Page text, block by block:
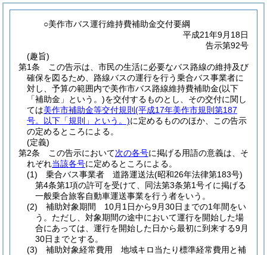
○美作市バス運行維持費補助金交付要綱
平成21年9月18日
告示第92号
(趣旨)
第1条
この告示は、市民の生活に必要なバス路線の維持及び
確保を図るため、路線バスの運行を行う乗合バス事業者に
対し、予算の範囲内で美作市バス路線維持費補助金(以下
「補助金」という。)を交付するものとし、その交付に関し
ては美作市補助金等交付規則 (平成17年美作市規則第187
号。以下「規則」という。)に定めるもののほか、この告示
の定めるところによる。
(定義)
第2条
この告示において次の各号に掲げる用語の意義は、そ
れぞれ当該各号に定めるところによる。
(1)
乗合バス事業者 道路運送法(昭和26年法律第183号)
第4条第1項の許可を受けて、同法第3条第1号イに掲げる
一般乗合旅客自動車運送事業を行う者をいう。
(2)
補助対象期間 10月1日から9月30日までの1年間をい
う。 ただし、対象期間の途中において運行を開始した場
合にあっては、運行を開始した日から最初に到来する9月
30日までとする。
(3)
補助対象経常費用 地域キロ当たり標準経常費用と補